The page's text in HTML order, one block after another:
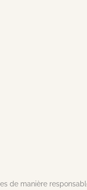
de manière